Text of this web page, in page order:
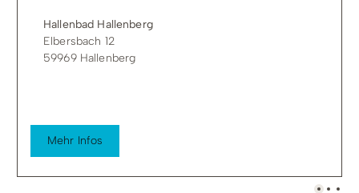
Hallenbad Hallenberg
Elbersbach 12
59969 Hallenberg
Mehr Infos